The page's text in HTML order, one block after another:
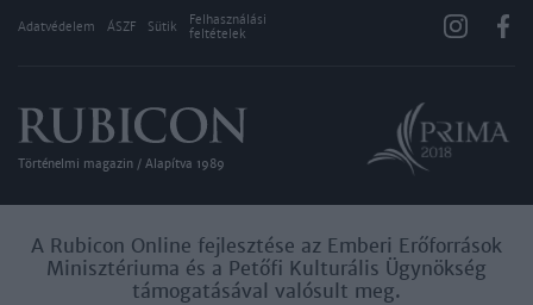
Adatvédelem ÁSZF Sütik
Felhasználási
feltételek
Történelmi magazin / Alapítva 1989
A Rubicon Online fejlesztése az Emberi Erőforrások
Minisztériuma és a Petőfi Kulturális Ügynökség
támogatásával valósult meg.